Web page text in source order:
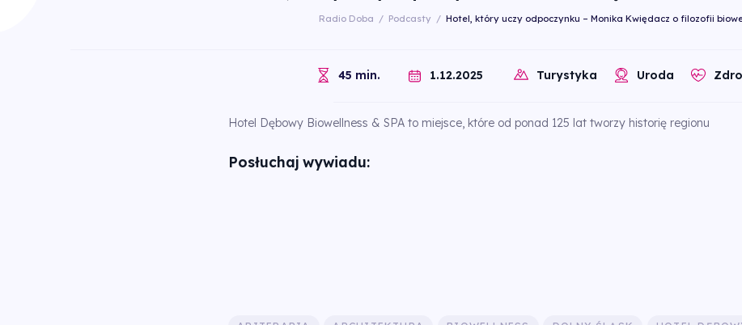
Radio Doba / Podcasty / Hotel, który uczy odpoczynku – Monika Kwiędacz o filozofii
45 min. 1.12.2025 Turystyka Uroda
Hotel Dębowy Biowellness & SPA to miejsce, które od ponad 125 lat tworzy historię regionu
Posłuchaj wywiadu: